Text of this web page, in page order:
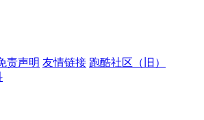
责声明 友情链接 跑酷社区（旧）